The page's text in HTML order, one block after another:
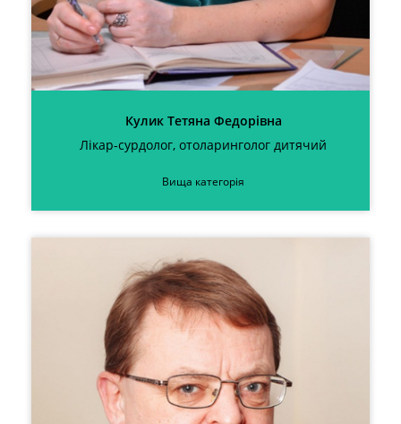
Кулик Тетяна Федорівна
Лікар-сурдолог, отоларинголог дитячий
Вища категорія